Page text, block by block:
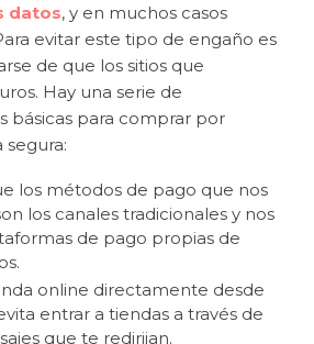
datos, y en muchos casos
evitar este tipo de engaño es
de que los sitios que
Hay una serie de
básicas para comprar por
los métodos de pago que nos
los canales tradicionales y nos
de pago propias de
online directamente desde
entrar a tiendas a través de
que te redirijan.